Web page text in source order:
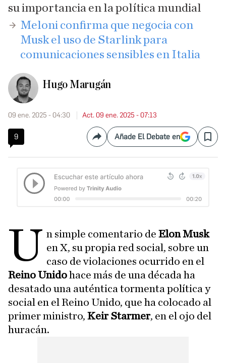
su importancia en la política mundial
​Meloni confirma que negocia con
Musk el uso de Starlink para
comunicaciones sensibles en Italia
Hugo Marugán
09 ene. 2025 - 04:30 Act. 09 ene. 2025 - 07:13
9 CompartirAñade El Debate en Save
U n simple comentario deElon Musk
en X, su propia red social, sobre un
caso de violaciones ocurrido en el
Reino Unidohace más de una década ha
desatado una auténtica tormenta política y
social en el Reino Unido, que ha colocado al
primer ministro, Keir Starmer, en el ojo del
huracán.